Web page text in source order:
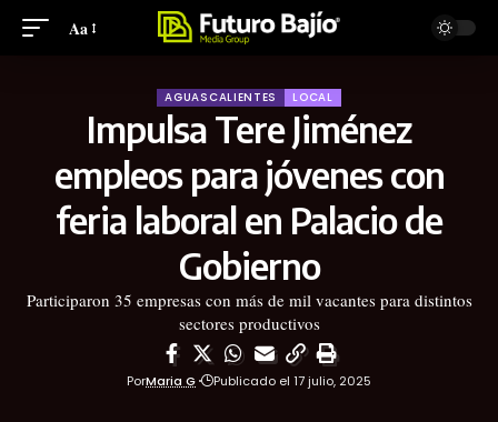
Aa
AGUASCALIENTES LOCAL
Impulsa Tere Jiménez
empleos para jóvenes con
feria laboral en Palacio de
Gobierno
Participaron 35 empresas con más de mil vacantes para distintos
sectores productivos
PorMaria G Publicado el 17 julio, 2025